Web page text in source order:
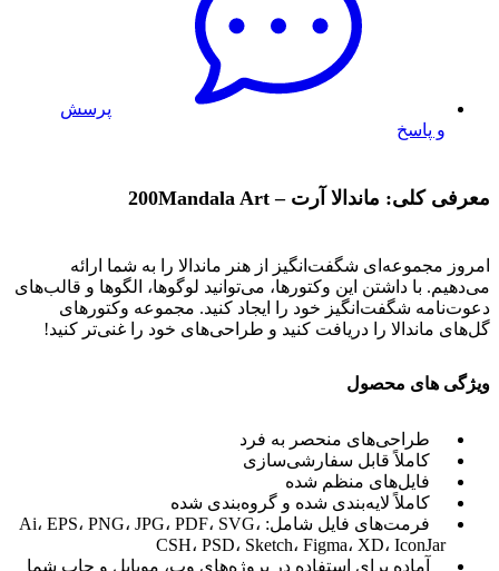
پرسش
و پاسخ
معرفی کلی: ماندالا آرت – 200Mandala Art
امروز مجموعه‌ای شگفت‌انگیز از هنر ماندالا را به شما ارائه
می‌دهیم. با داشتن این وکتورها، می‌توانید لوگوها، الگوها و قالب‌های
دعوت‌نامه شگفت‌انگیز خود را ایجاد کنید. مجموعه وکتورهای
گل‌های ماندالا را دریافت کنید و طراحی‌های خود را غنی‌تر کنید!
ویژگی های محصول
طراحی‌های منحصر به فرد
کاملاً قابل سفارشی‌سازی
فایل‌های منظم شده
کاملاً لایه‌بندی شده و گروه‌بندی شده
فرمت‌های فایل شامل: Ai، EPS، PNG، JPG، PDF، SVG،
CSH، PSD، Sketch، Figma، XD، IconJar
آماده برای استفاده در پروژه‌های وب، موبایل و چاپ شما